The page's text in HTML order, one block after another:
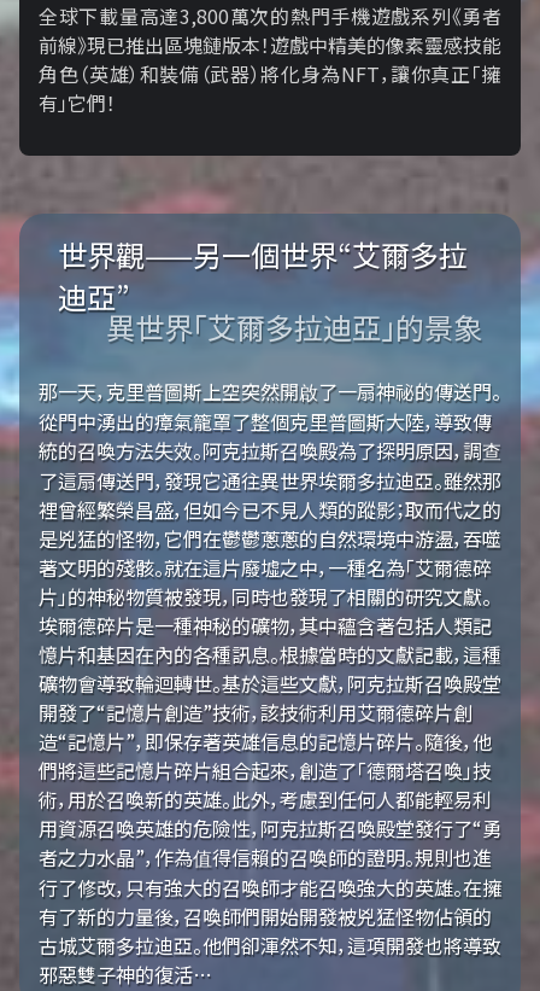
全球下載量高達3,800萬次的熱門手機遊戲系列《勇者
前線》現已推出區塊鏈版本！遊戲中精美的像素靈感技能
角色（英雄）和裝備（武器）將化身為NFT，讓你真正「擁​​
有」它們！
世界觀——另一個世界“艾爾多拉
迪亞”
異世界「艾爾多拉迪亞」的景象
那一天，克里普圖斯上空突然開啟了一扇神祕的傳送門。
從門中湧出的瘴氣籠罩了整個克里普圖斯大陸，導致傳
統的召喚方法失效。阿克拉斯召喚殿為了探明原因，調查
了這扇傳送門，發現它通往異世界埃爾多拉迪亞。雖然那
裡曾經繁榮昌盛，但如今已不見人類的蹤影；取而代之的
是兇猛的怪物，它們在鬱鬱蔥蔥的自然環境中游盪，吞噬
著文明的殘骸。就在這片廢墟之中，一種名為「艾爾德碎
片」的神秘物質被發現，同時也發現了相關的研究文獻。
埃爾德碎片是一種神秘的礦物，其中蘊含著包括人類記
憶片和基因在內的各種訊息。根據當時的文獻記載，這種
礦物會導致輪迴轉世。基於這些文獻，阿克拉斯召喚殿堂
開發了“記憶片創造”技術，該技術利用艾爾德碎片創
造“記憶片”，即保存著英雄信息的記憶片碎片。隨後，他
們將這些記憶片碎片組合起來，創造了「德爾塔召喚」技
術，用於召喚新的英雄。此外，考慮到任何人都能輕易利
用資源召喚英雄的危險性，阿克拉斯召喚殿堂發行了“勇
者之力水晶”，作為值得信賴的召喚師的證明。規則也進
行了修改，只有強大的召喚師才能召喚強大的英雄。在擁
有了新的力量後，召喚師們開始開發被兇猛怪物佔領的
古城艾爾多拉迪亞。他們卻渾然不知，這項開發也將導致
邪惡雙子神的復活…